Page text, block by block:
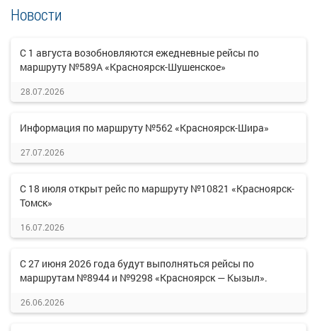
Новости
С 1 августа возобновляются ежедневные рейсы по
маршруту №589А «Красноярск-Шушенское»
28.07.2026
Информация по маршруту №562 «Красноярск-Шира»
27.07.2026
С 18 июля открыт рейс по маршруту №10821 «Красноярск-
Томск»
16.07.2026
С 27 июня 2026 года будут выполняться рейсы по
маршрутам №8944 и №9298 «Красноярск — Кызыл».
26.06.2026